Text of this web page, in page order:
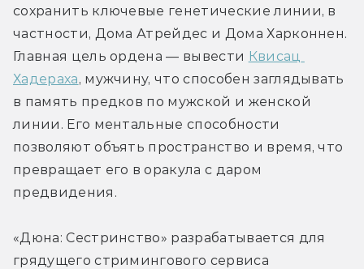
сохранить ключевые генетические линии, в
частности, Дома Атрейдес и Дома Харконнен.
Главная цель ордена — вывести Квисац
Хадераха, мужчину, что способен заглядывать
в память предков по мужской и женской
линии. Его ментальные способности
позволяют объять пространство и время, что
превращает его в оракула с даром
предвидения.
«Дюна: Сестринство» разрабатывается для
грядущего стримингового сервиса